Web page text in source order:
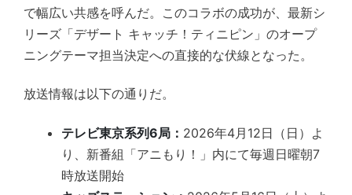
で幅広い共感を呼んだ。このコラボの成功が、最新シ
リーズ「デザート キャッチ！ティニピン」のオープ
ニングテーマ担当決定への直接的な伏線となった。
放送情報は以下の通りだ。
テレビ東京系列6局： 2026年4月12日（日）よ
り、新番組「アニもり！」内にて毎週日曜朝7
時放送開始